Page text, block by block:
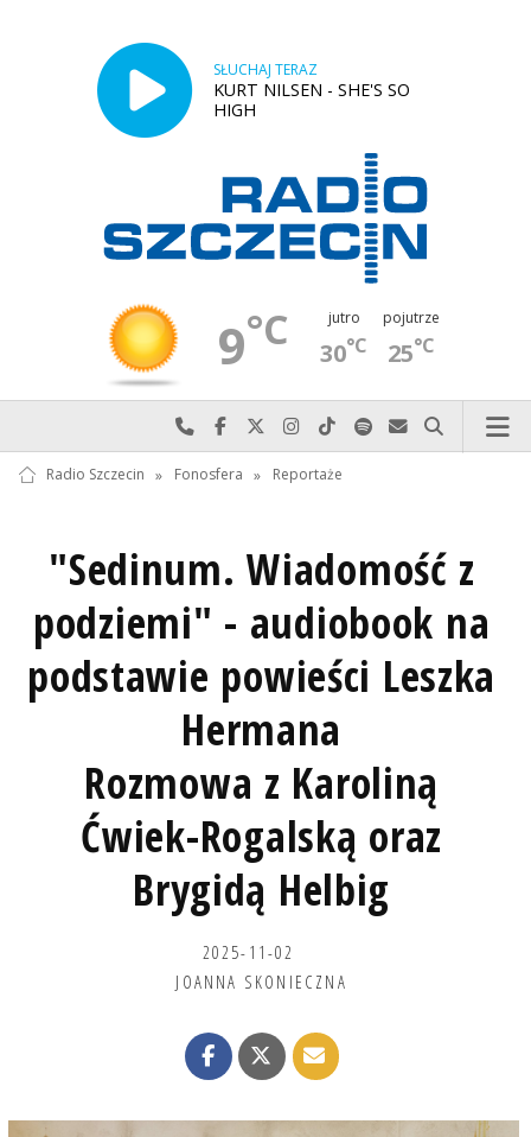
SŁUCHAJ TERAZ
KURT NILSEN - SHE'S SO
HIGH
9°C jutro
30°C
pojutrze
25°C
Najlepiej po prostu do nas zadzwoń
Odwiedź nas na Facebook-u
Odwiedź nas na X
Odwiedź nas na Instagram-ie
Odwiedź nas na TikTok-u
Szukaj nas na Spotify
Wyślij do nas
Szukaj
Radio Szczecin » Fonosfera » Reportaże
"Sedinum. Wiadomość z
podziemi" - audiobook na
podstawie powieści Leszka
Hermana
Rozmowa z Karoliną
Ćwiek-Rogalską oraz
Brygidą Helbig
2025-11-02
JOANNA SKONIECZNA